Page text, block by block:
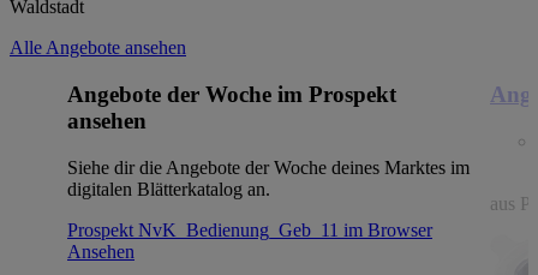
Waldstadt
Alle Angebote ansehen
Angebote der Woche im Prospekt
ansehen
Siehe dir die Angebote der Woche deines Marktes im
digitalen Blätterkatalog an.
Prospekt NvK_Bedienung_Geb_11 im Browser
Ansehen
aus